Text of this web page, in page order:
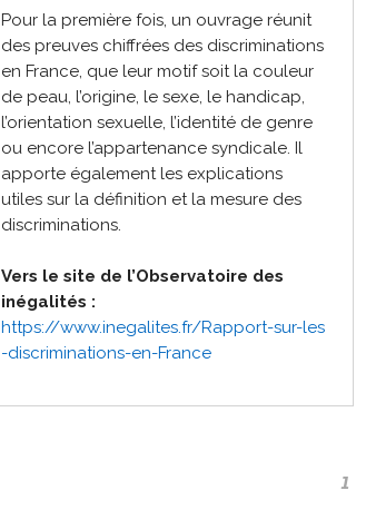
Pour la première fois, un ouvrage réunit
des preuves chiffrées des discriminations
en France, que leur motif soit la couleur
de peau, l’origine, le sexe, le handicap,
l’orientation sexuelle, l’identité de genre
ou encore l’appartenance syndicale. Il
apporte également les explications
utiles sur la définition et la mesure des
discriminations.
Vers le site de l’Observatoire des
inégalités :
https://www.inegalites.fr/Rapport-sur-les
-discriminations-en-France
1